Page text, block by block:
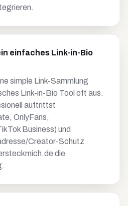
einfaches Link-in-Bio
simple Link-Sammlung
Link-in-Bio Tool oft aus.
auftrittst
OnlyFans,
Business) und
Creator-Schutz
die